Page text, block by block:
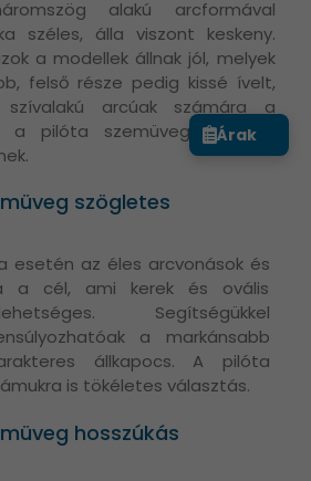
alakú arcformával
széles, álla viszont keskeny.
a modellek állnak jól, melyek
felső része pedig kissé ívelt,
arcúak számára a
a pilóta szemüvegek kitűnő
szögletes
esetén az éles arcvonások és
a cél, ami kerek és ovális
Segítségükkel
a markánsabb
állkapocs. A pilóta
is tökéletes választás.
hosszúkás
Árak